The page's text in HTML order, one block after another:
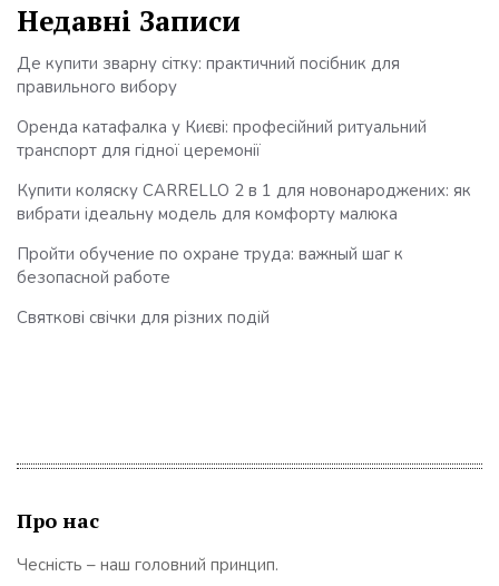
Недавні Записи
Де купити зварну сітку: практичний посібник для
правильного вибору
Оренда катафалка у Києві: професійний ритуальний
транспорт для гідної церемонії
Купити коляску CARRELLO 2 в 1 для новонароджених: як
вибрати ідеальну модель для комфорту малюка
Пройти обучение по охране труда: важный шаг к
безопасной работе
Святкові свічки для різних подій
Про нас
Чесність – наш головний принцип.